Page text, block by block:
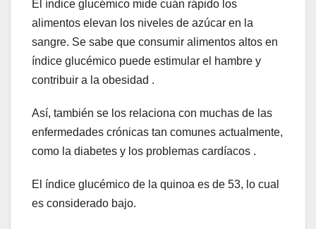
El índice glucémico mide cuán rápido los
alimentos elevan los niveles de azúcar en la
sangre. Se sabe que consumir alimentos altos en
índice glucémico puede estimular el hambre y
contribuir a la obesidad .
Así, también se los relaciona con muchas de las
enfermedades crónicas tan comunes actualmente,
como la diabetes y los problemas cardíacos .
El índice glucémico de la quinoa es de 53, lo cual
es considerado bajo.